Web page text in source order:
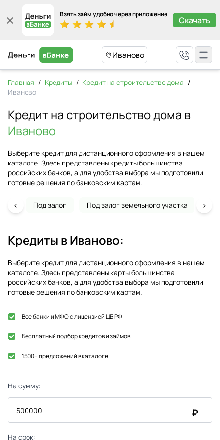
Взять займ удобно через приложение
Скачать
Иваново
Главная / Кредиты / Кредит на строительство дома /
Иваново
Кредит на строительство дома в
Иваново
Выберите кредит для дистанционного оформления в нашем
каталоге. Здесь представлены кредиты большинства
российских банков, а для удобства выбора мы подготовили
готовые решения по банковским картам.
Под залог Под залог земельного участка
‹ ›
Кредиты вИваново:
Выберите кредит для дистанционного оформления в нашем
каталоге. Здесь представлены карты большинства
российских банков, а для удобства выбора мы подготовили
готовые решения по банковским картам.
Все банки и МФО с лицензией ЦБ РФ
Бесплатный подбор кредитов и займов
1500+ предложений в каталоге
На сумму:
₽
На срок: